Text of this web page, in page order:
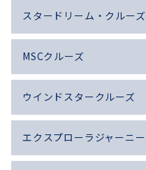
スタードリーム・クルーズ
MSCクルーズ
ウインドスタークルーズ
エクスプローラジャーニー